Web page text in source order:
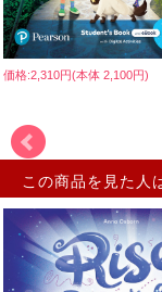
価格:2,310円(本体 2,100円)
この商品を見た人